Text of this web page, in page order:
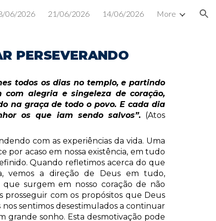
06/2026 21/06/2026 14/06/2026 More
PERSEVERANDO
todos os dias no templo, e partindo
com alegria e singeleza de coração,
na graça de todo o povo. E cada dia
os que iam sendo salvos”. (Atos
com as experiências da vida. Uma
por acaso em nossa existência, em tudo
Quando refletimos acerca do que
vemos a direção de Deus em tudo,
que surgem em nosso coração de não
prosseguir com os propósitos que Deus
nos sentimos desestimulados a continuar
grande sonho. Esta desmotivação pode